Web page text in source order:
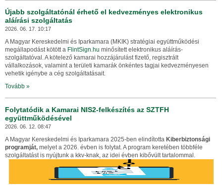
Újabb szolgáltatónál érhető el kedvezményes elektronikus
aláírási szolgáltatás
2026. 06. 17. 10:17
A Magyar Kereskedelmi és Iparkamara (MKIK) stratégiai együttműködési
megállapodást kötött a FlintSign.hu minősített elektronikus aláírás-
szolgáltatóval. A kötelező kamarai hozzájárulást fizető, regisztrált
vállalkozások, valamint a területi kamarák önkéntes tagjai kedvezményesen
vehetik igénybe a cég szolgáltatásait.
Tovább »
Folytatódik a Kamarai NIS2-felkészítés az SZTFH
együttműködésével
2026. 06. 12. 08:47
A Magyar Kereskedelmi és Iparkamara 2025-ben elindította Kiberbiztonsági
programját, melyet a 2026. évben is folytat. A program keretében többféle
szolgáltatást is nyújtunk a kkv-knak, az idei évben kibővült tartalommal.